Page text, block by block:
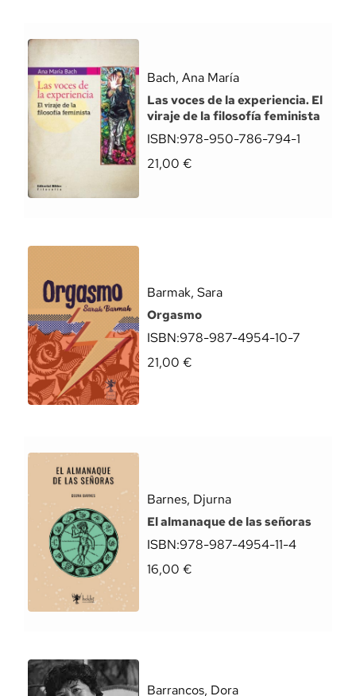
Bach, Ana María
Las voces de la experiencia. El
viraje de la filosofía feminista
ISBN:978-950-786-794-1
21,00 €
Barmak, Sara
Orgasmo
ISBN:978-987-4954-10-7
21,00 €
Barnes, Djurna
El almanaque de las señoras
ISBN:978-987-4954-11-4
16,00 €
Barrancos, Dora